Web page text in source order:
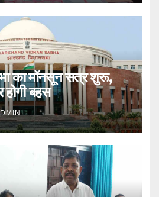
का मॉनसून सत्र शुरू,
होगी बहस